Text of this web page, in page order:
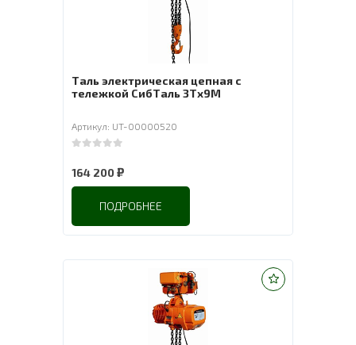
Таль электрическая цепная с
тележкой СибТаль 3Tх9M
Артикул: UT-00000520
164 200₽
ПОДРОБНЕЕ